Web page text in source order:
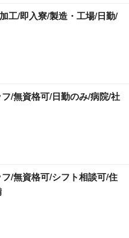
工/即入寮/製造・工場/日勤/
フ/無資格可/日勤のみ/病院/社
フ/無資格可/シフト相談可/住